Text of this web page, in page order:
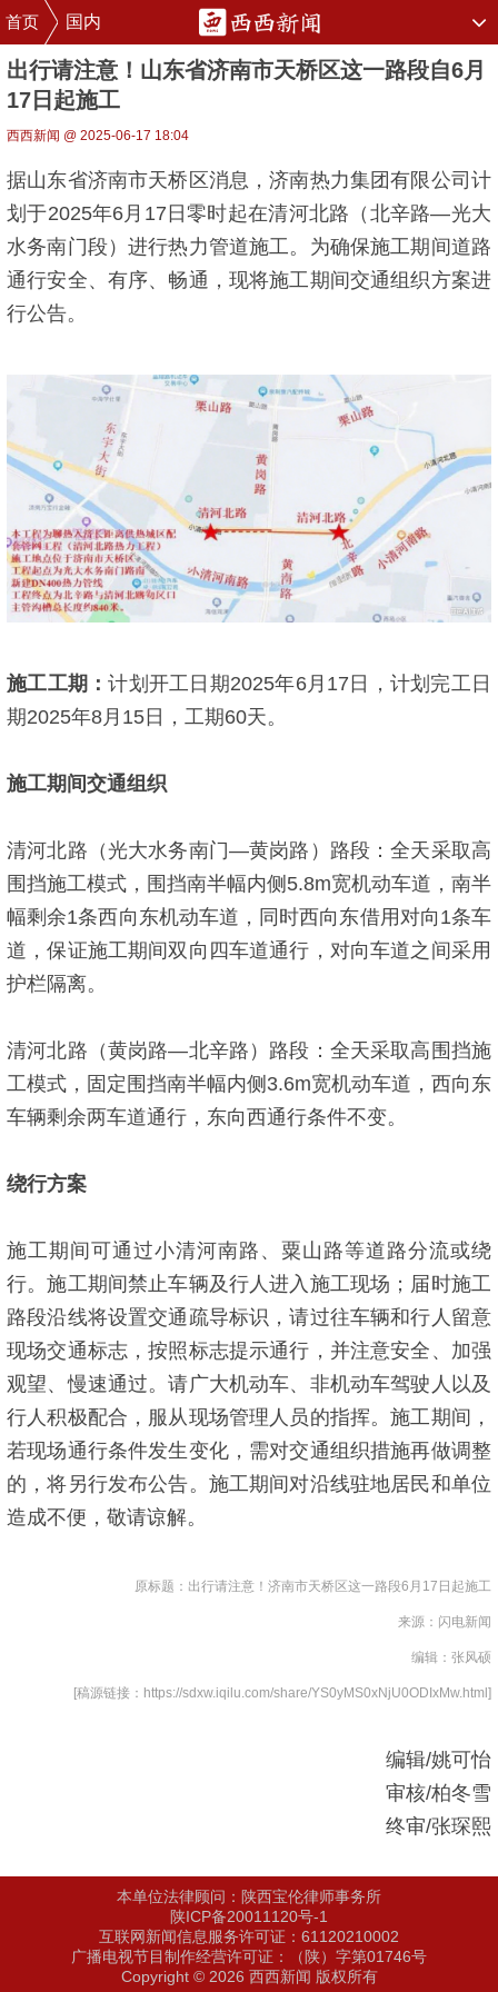
首页 国内
出行请注意！山东省济南市天桥区这一路段自6月
17日起施工
西西新闻 @ 2025-06-17 18:04
据山东省济南市天桥区消息，济南热力集团有限公司计
划于2025年6月17日零时起在清河北路（北辛路—光大
水务南门段）进行热力管道施工。为确保施工期间道路
通行安全、有序、畅通，现将施工期间交通组织方案进
行公告。
施工工期：计划开工日期2025年6月17日，计划完工日
期2025年8月15日，工期60天。
施工期间交通组织
清河北路（光大水务南门—黄岗路）路段：全天采取高
围挡施工模式，围挡南半幅内侧5.8m宽机动车道，南半
幅剩余1条西向东机动车道，同时西向东借用对向1条车
道，保证施工期间双向四车道通行，对向车道之间采用
护栏隔离。
清河北路（黄岗路—北辛路）路段：全天采取高围挡施
工模式，固定围挡南半幅内侧3.6m宽机动车道，西向东
车辆剩余两车道通行，东向西通行条件不变。
绕行方案
施工期间可通过小清河南路、粟山路等道路分流或绕
行。施工期间禁止车辆及行人进入施工现场；届时施工
路段沿线将设置交通疏导标识，请过往车辆和行人留意
现场交通标志，按照标志提示通行，并注意安全、加强
观望、慢速通过。请广大机动车、非机动车驾驶人以及
行人积极配合，服从现场管理人员的指挥。施工期间，
若现场通行条件发生变化，需对交通组织措施再做调整
的，将另行发布公告。施工期间对沿线驻地居民和单位
造成不便，敬请谅解。
原标题：出行请注意！济南市天桥区这一路段6月17日起施工
来源：闪电新闻
编辑：张风硕
[稿源链接：https://sdxw.iqilu.com/share/YS0yMS0xNjU0ODIxMw.html]
编辑/姚可怡
审核/柏冬雪
终审/张琛熙
本单位法律顾问：陕西宝伦律师事务所
陕ICP备20011120号-1
互联网新闻信息服务许可证：61120210002
广播电视节目制作经营许可证：（陕）字第01746号
Copyright © 2026 西西新闻 版权所有